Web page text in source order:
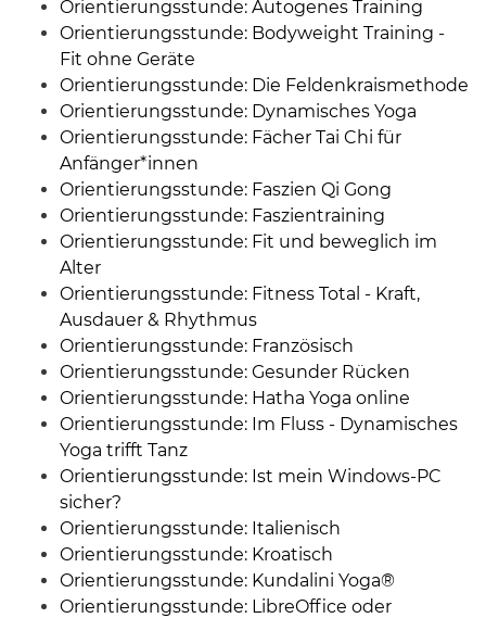
Orientierungsstunde: Autogenes Training
Orientierungsstunde: Bodyweight Training -
Fit ohne Geräte
Orientierungsstunde: Die Feldenkraismethode
Orientierungsstunde: Dynamisches Yoga
Orientierungsstunde: Fächer Tai Chi für
Anfänger*innen
Orientierungsstunde: Faszien Qi Gong
Orientierungsstunde: Faszientraining
Orientierungsstunde: Fit und beweglich im
Alter
Orientierungsstunde: Fitness Total - Kraft,
Ausdauer & Rhythmus
Orientierungsstunde: Französisch
Orientierungsstunde: Gesunder Rücken
Orientierungsstunde: Hatha Yoga online
Orientierungsstunde: Im Fluss - Dynamisches
Yoga trifft Tanz
Orientierungsstunde: Ist mein Windows-PC
sicher?
Orientierungsstunde: Italienisch
Orientierungsstunde: Kroatisch
Orientierungsstunde: Kundalini Yoga®
Orientierungsstunde: LibreOffice oder